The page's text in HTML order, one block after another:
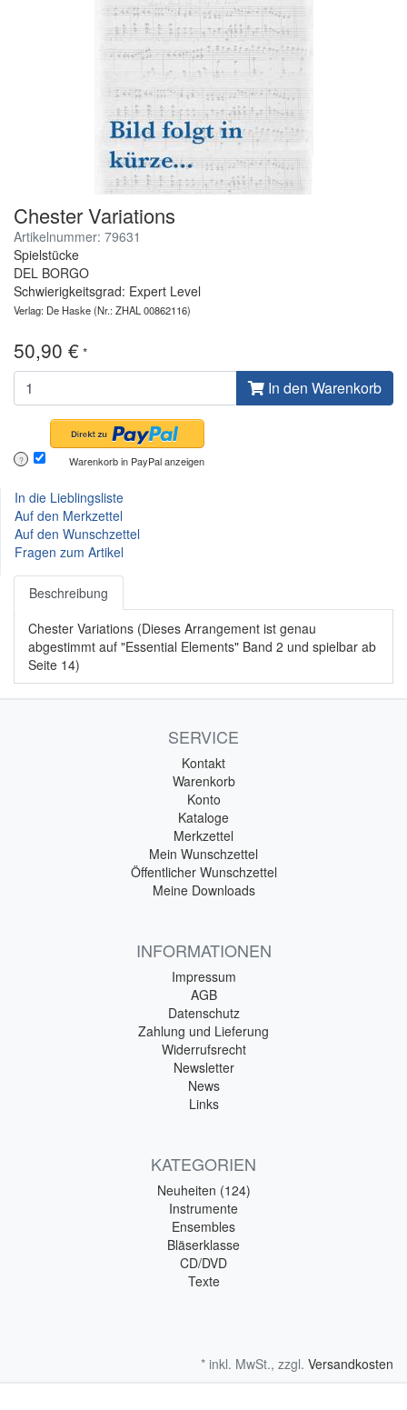
Chester Variations
Artikelnummer: 79631
Spielstücke
DEL BORGO
Schwierigkeitsgrad: Expert Level
Verlag: De Haske(Nr.: ZHAL 00862116)
50,90 € *
In den Warenkorb
? Warenkorb in PayPal anzeigen
In die Lieblingsliste
Auf den Merkzettel
Auf den Wunschzettel
Fragen zum Artikel
Beschreibung
Chester Variations (Dieses Arrangement ist genau
abgestimmt auf "Essential Elements" Band 2 und spielbar ab
Seite 14)
SERVICE
Kontakt
Warenkorb
Konto
Kataloge
Merkzettel
Mein Wunschzettel
Öffentlicher Wunschzettel
Meine Downloads
INFORMATIONEN
Impressum
AGB
Datenschutz
Zahlung und Lieferung
Widerrufsrecht
Newsletter
News
Links
KATEGORIEN
Neuheiten (124)
Instrumente
Ensembles
Bläserklasse
CD/DVD
Texte
* inkl. MwSt., zzgl. Versandkosten